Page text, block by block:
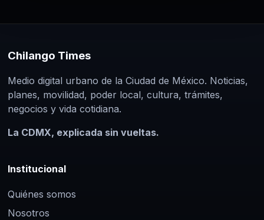
Chilango Times
Medio digital urbano de la Ciudad de México. Noticias,
planes, movilidad, poder local, cultura, trámites,
negocios y vida cotidiana.
La CDMX, explicada sin vueltas.
Institucional
Quiénes somos
Nosotros